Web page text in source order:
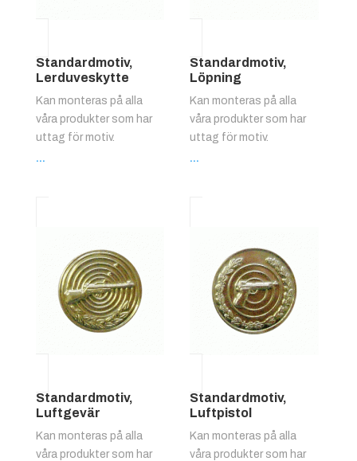
Standardmotiv,
Lerduveskytte
Kan monteras på alla
våra produkter som har
uttag för motiv.
...
Standardmotiv,
Löpning
Kan monteras på alla
våra produkter som har
uttag för motiv.
...
Standardmotiv,
Luftgevär
Kan monteras på alla
våra produkter som har
Standardmotiv,
Luftpistol
Kan monteras på alla
våra produkter som har